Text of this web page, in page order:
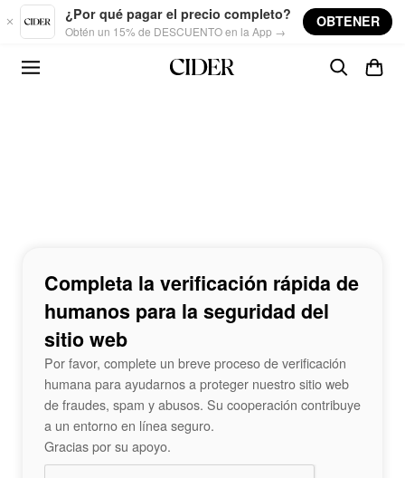
Skip to main content
¿Por qué pagar el precio completo?
Obtén un 15% de DESCUENTO en la App →
OBTENER
Completa la verificación rápida de
humanos para la seguridad del
sitio web
Por favor, complete un breve proceso de verificación
humana para ayudarnos a proteger nuestro sitio web
de fraudes, spam y abusos. Su cooperación contribuye
a un entorno en línea seguro.
Gracias por su apoyo.